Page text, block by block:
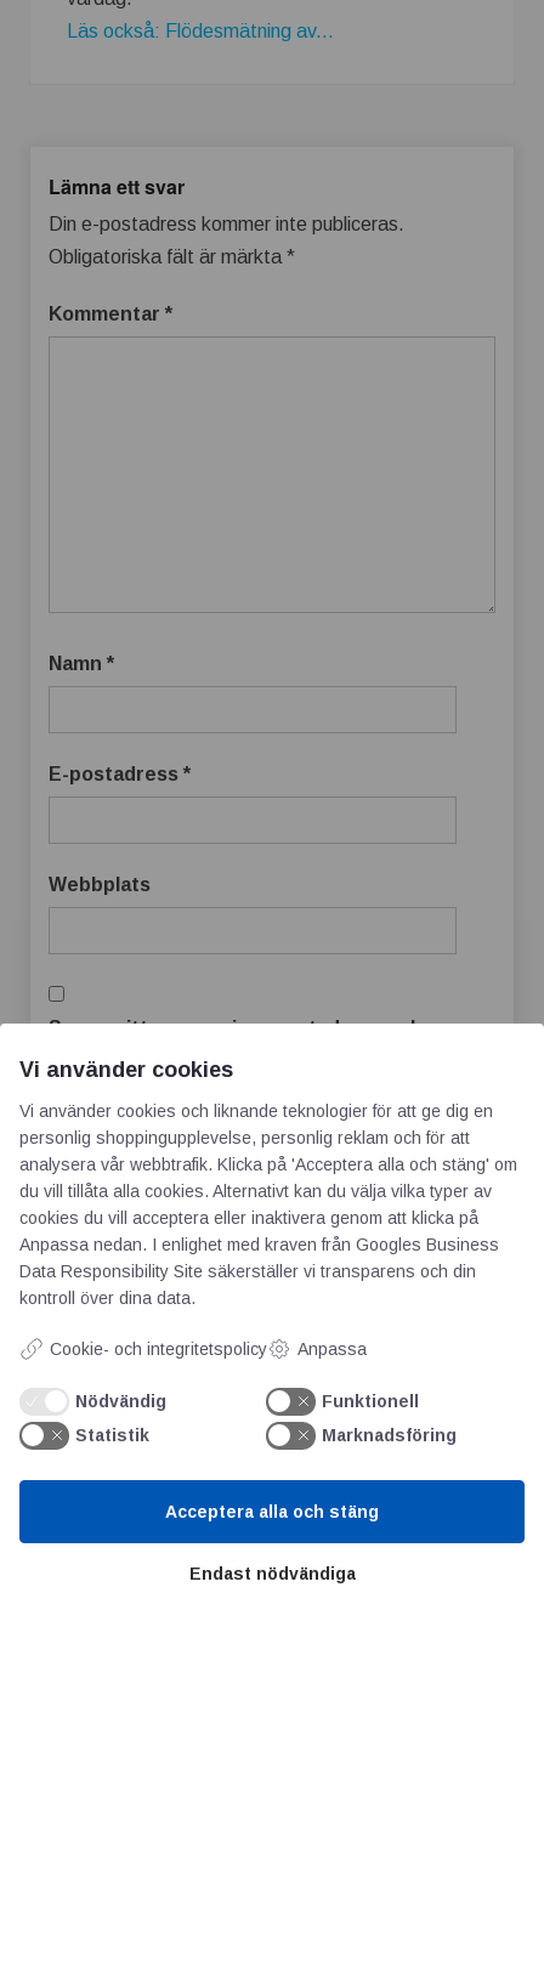
Läs också: Flödesmätning av...
Lämna ett svar
Din e-postadress kommer inte publiceras.
Obligatoriska fält är märkta *
Kommentar *
Namn *
E-postadress *
Webbplats
Spara mitt namn, min e-postadress och
webbplats i denna webbläsare till nästa gång
AOTI
Vi använder cookies
Vi använder cookies och liknande teknologier för att ge dig en
personlig shoppingupplevelse, personlig reklam och för att
analysera vår webbtrafik. Klicka på 'Acceptera alla och stäng' om
du vill tillåta alla cookies. Alternativt kan du välja vilka typer av
cookies du vill acceptera eller inaktivera genom att klicka på
Anpassa nedan. I enlighet med kraven från Googles Business
Data Responsibility Site säkerställer vi transparens och din
kontroll över dina data.
Cookie- och integritetspolicy Anpassa
Nödvändig
Funktionell
Statistik
Marknadsföring
Endast nödvändiga
Acceptera alla och stäng